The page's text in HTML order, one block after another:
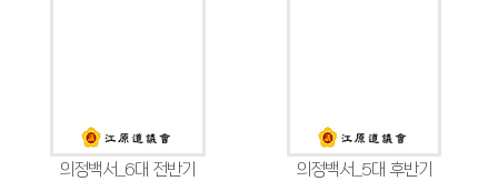
의정백서_6대 전반기 의정백서_5대 후반기